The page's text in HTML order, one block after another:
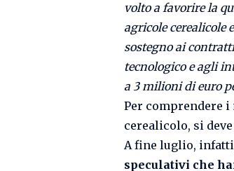
volto a favorire la
agricole cerealicole
sostegno ai
tecnologico e agli
a 3 milioni di euro
Per comprendere
cerealicolo, si
A fine luglio,
speculativi che